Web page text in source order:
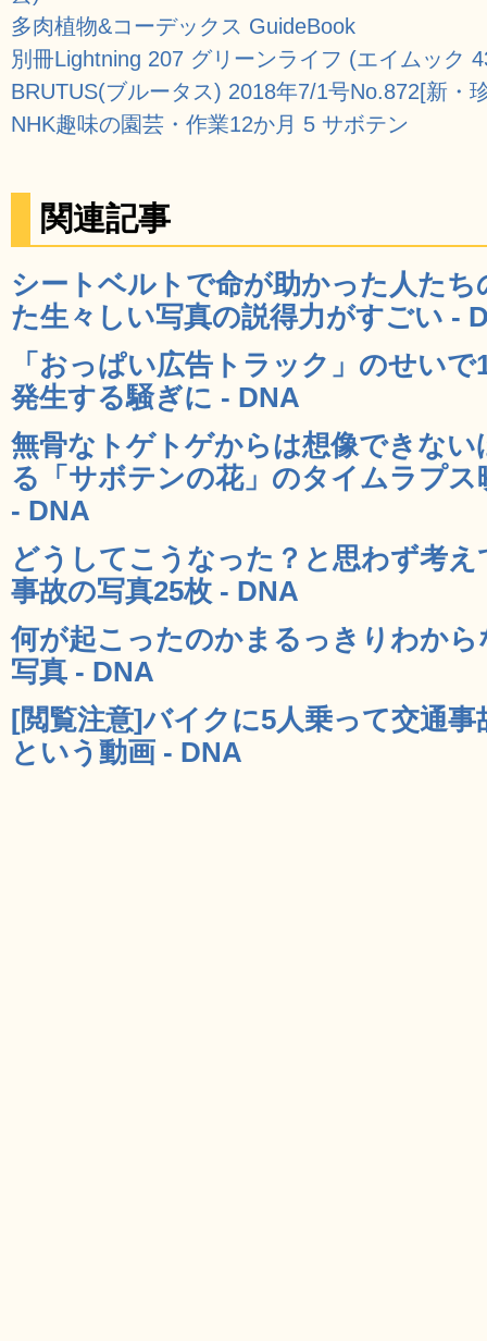
多肉植物&コーデックス GuideBook
別冊Lightning 207 グリーンライフ (エイムック
BRUTUS(ブルータス) 2018年7/1号No.872[新・
NHK趣味の園芸・作業12か月 5 サボテン
関連記事
シートベルトで命が助かった人た
た生々しい写真の説得力がすごい -
「おっぱい広告トラック」のせい
発生する騒ぎに - DNA
無骨なトゲトゲからは想像できな
る「サボテンの花」のタイムラプ
- DNA
どうしてこうなった？と思わず考
事故の写真25枚 - DNA
何が起こったのかまるっきりわか
写真 - DNA
[閲覧注意]バイクに5人乗って交通
という動画 - DNA